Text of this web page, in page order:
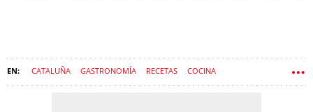
CATALUÑA GASTRONOMÍA RECETAS COCINA